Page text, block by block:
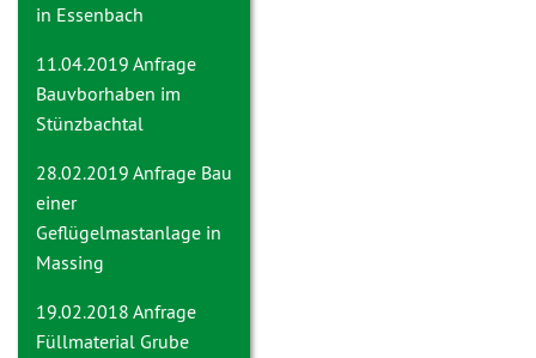
in Essenbach
11.04.2019 Anfrage
Bauvborhaben im
Stünzbachtal
28.02.2019 Anfrage Bau
einer
Geflügelmastanlage in
Massing
19.02.2018 Anfrage
Füllmaterial Grube